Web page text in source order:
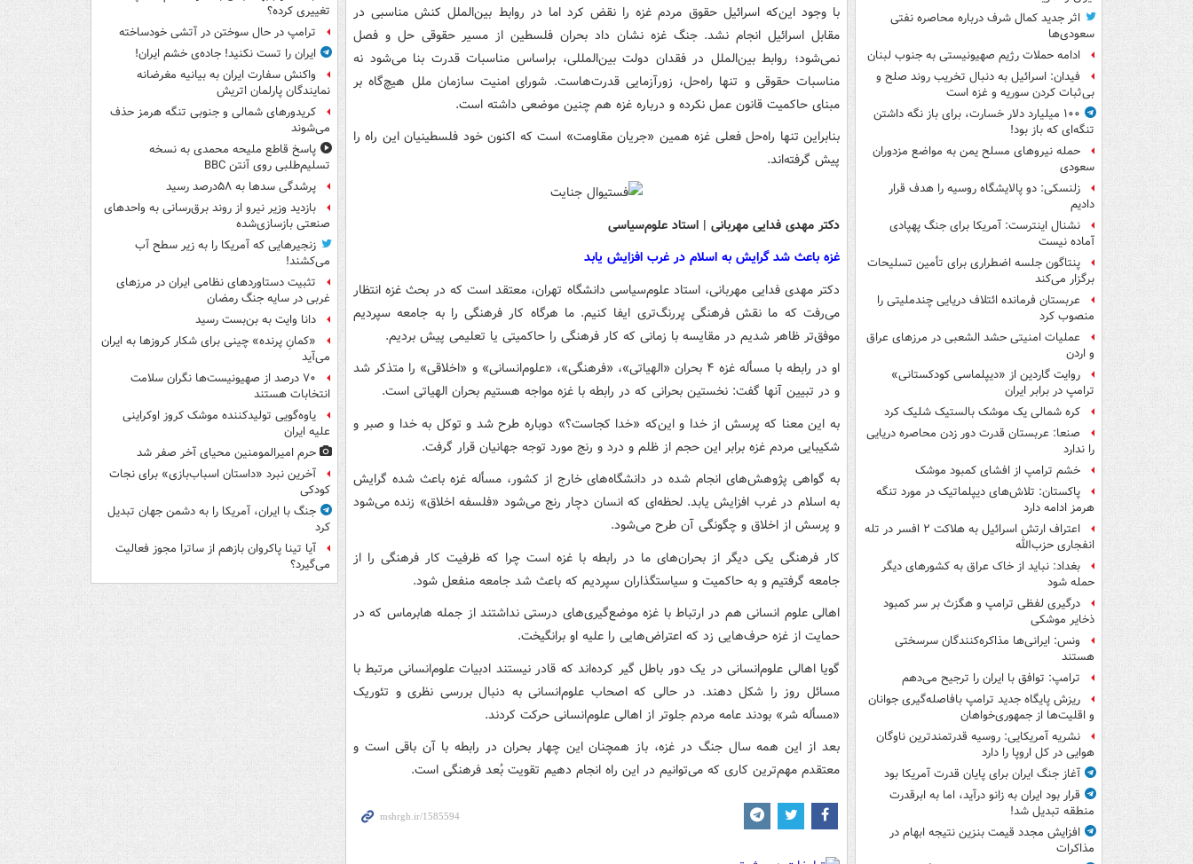
اثر جدید کمال شرف درباره محاصره نفتی
سعودی‌ها
ادامه حملات رژیم صهیونیستی به جنوب لبنان
فیدان: اسرائیل به دنبال تخریب روند صلح و
بی‌ثبات کردن سوریه و غزه است
۱۰۰ میلیارد دلار خسارت، برای باز نگه داشتن
تنگه‌ای که باز بود!
حمله نیروهای مسلح یمن به مواضع مزدوران
سعودی
زلنسکی: دو پالایشگاه روسیه را هدف قرار
دادیم
نشنال اینترست: آمریکا برای جنگ پهپادی
آماده نیست
پنتاگون جلسه اضطراری برای تأمین تسلیحات
برگزار می‌کند
عربستان فرمانده ائتلاف دریایی چندملیتی را
منصوب کرد
عملیات امنیتی حشد الشعبی در مرزهای عراق
و اردن
روایت گاردین از «دیپلماسی کودکستانی»
ترامپ در برابر ایران
کره شمالی یک موشک بالستیک شلیک کرد
صنعا: عربستان قدرت دور زدن محاصره دریایی
را ندارد
خشم ترامپ از افشای کمبود موشک
پاکستان: تلاش‌های دیپلماتیک در مورد تنگه
هرمز ادامه دارد
اعتراف ارتش اسرائیل به هلاکت ۲ افسر در تله
انفجاری حزب‌الله
بغداد: نباید از خاک عراق به کشورهای دیگر
حمله شود
درگیری لفظی ترامپ و هگزث بر سر کمبود
ذخایر موشکی
ونس: ایرانی‌ها مذاکره‌کنندگان سرسختی
هستند
ترامپ: توافق با ایران را ترجیح می‌دهم
ریزش پایگاه جدید ترامپ بافاصله‌گیری جوانان
و اقلیت‌ها از جمهوری‌خواهان
نشریه آمریکایی: روسیه قدرتمندترین ناوگان
هوایی در کل اروپا را دارد
آغاز جنگ ایران برای پایان قدرت آمریکا بود
قرار بود ایران به زانو درآید، اما به ابرقدرت
منطقه تبدیل شد!
افزایش مجدد قیمت بنزین نتیجه ابهام در
مذاکرات
با وجود این‌که اسرائیل حقوق مردم غزه را نقض کرد اما در روابط بین‌الملل کنش مناسبی در
مقابل اسرائیل انجام نشد. جنگ غزه نشان داد بحران فلسطین از مسیر حقوقی حل و فصل
نمی‌شود؛ روابط بین‌الملل در فقدان دولت بین‌المللی، براساس مناسبات قدرت بنا می‌شود نه
مناسبات حقوقی و تنها راه‌حل، زورآزمایی قدرت‌هاست. شورای امنیت سازمان ملل هیچ‌گاه بر
مبنای حاکمیت قانون عمل نکرده و درباره غزه هم چنین موضعی داشته است.
بنابراین تنها راه‌حل فعلی غزه همین «جریان مقاومت» است که اکنون خود فلسطینیان این راه را
پیش گرفته‌اند.
دکتر مهدی فدایی مهربانی | استاد علوم‌سیاسی
غزه باعث شد گرایش به اسلام در غرب افزایش یابد
دکتر مهدی فدایی مهربانی، استاد علوم‌سیاسی دانشگاه تهران، معتقد است که در بحث غزه انتظار
می‌رفت که ما نقش فرهنگی پررنگ‌تری ایفا کنیم. ما هرگاه کار فرهنگی را به جامعه سپردیم
موفق‌تر ظاهر شدیم در مقایسه با زمانی که کار فرهنگی را حاکمیتی یا تعلیمی پیش بردیم.
او در رابطه با مسأله غزه ۴ بحران «الهیاتی»، «فرهنگی»، «علوم‌انسانی» و «اخلاقی» را متذکر شد
و در تبیین آنها گفت: نخستین بحرانی که در رابطه با غزه مواجه هستیم بحران الهیاتی است.
به این معنا که پرسش از خدا و این‌که «خدا کجاست؟» دوباره طرح شد و توکل به خدا و صبر و
شکیبایی مردم غزه برابر این حجم از ظلم و درد و رنج مورد توجه جهانیان قرار گرفت.
به گواهی پژوهش‌های انجام شده در دانشگاه‌های خارج از کشور، مسأله غزه باعث شده گرایش
به اسلام در غرب افزایش یابد. لحظه‌ای که انسان دچار رنج می‌شود «فلسفه اخلاق» زنده می‌شود
و پرسش از اخلاق و چگونگی آن طرح می‌شود.
کار فرهنگی یکی دیگر از بحران‌های ما در رابطه با غزه است چرا که ظرفیت کار فرهنگی را از
جامعه گرفتیم و به حاکمیت و سیاستگذاران سپردیم که باعث شد جامعه منفعل شود.
اهالی علوم انسانی هم در ارتباط با غزه موضع‌گیری‌های درستی نداشتند از جمله هابرماس که در
حمایت از غزه حرف‌هایی زد که اعتراض‌هایی را علیه او برانگیخت.
گویا اهالی علوم‌انسانی در یک دور باطل گیر کرده‌اند که قادر نیستند ادبیات علوم‌انسانی مرتبط با
مسائل روز را شکل دهند. در حالی که اصحاب علوم‌انسانی به دنبال بررسی نظری و تئوریک
«مسأله شر» بودند عامه مردم جلوتر از اهالی علوم‌انسانی حرکت کردند.
بعد از این همه سال جنگ در غزه، باز همچنان این چهار بحران در رابطه با آن باقی است و
معتقدم مهم‌ترین کاری که می‌توانیم در این راه انجام دهیم تقویت بُعد فرهنگی است.
تغییری کرده؟
ترامپ در حال سوختن در آتشی خودساخته
ایران را تست نکنید! جاده‌ی خشم ایران!
واکنش سفارت ایران به بیانیه مغرضانه
نمایندگان پارلمان اتریش
کریدورهای شمالی و جنوبی تنگه هرمز حذف
می‌شوند
پاسخ قاطع ملیحه محمدی به نسخه
تسلیم‌طلبی روی آنتن BBC
پرشدگی سدها به ۵۸درصد رسید
بازدید وزیر نیرو از روند برق‌رسانی به واحدهای
صنعتی بازسازی‌شده
زنجیرهایی که آمریکا را به زیر سطح آب
می‌کشند!
تثبیت دستاوردهای نظامی ایران در مرزهای
غربی در سایه جنگ رمضان
دانا وایت به بن‌بست رسید
«کمانِ پرنده» چینی برای شکار کروزها به ایران
می‌آید
۷۰ درصد از صهیونیست‌ها نگران سلامت
انتخابات هستند
یاوه‌گویی تولیدکننده موشک کروز اوکراینی
علیه ایران
حرم امیرالمومنین محیای آخر صفر شد
آخرین نبرد «داستان اسباب‌بازی» برای نجات
کودکی
جنگ با ایران، آمریکا را به دشمن جهان تبدیل
کرد
آیا تینا پاکروان بازهم از ساترا مجوز فعالیت
می‌گیرد؟